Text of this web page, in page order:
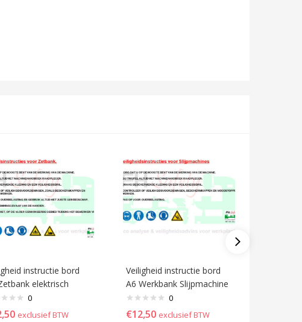
instructie bord
elektrisch
0
exclusief BTW
Veiligheid instructie bord
A6 Werkbank Slijpmachine
0
€12,50 exclusief BTW